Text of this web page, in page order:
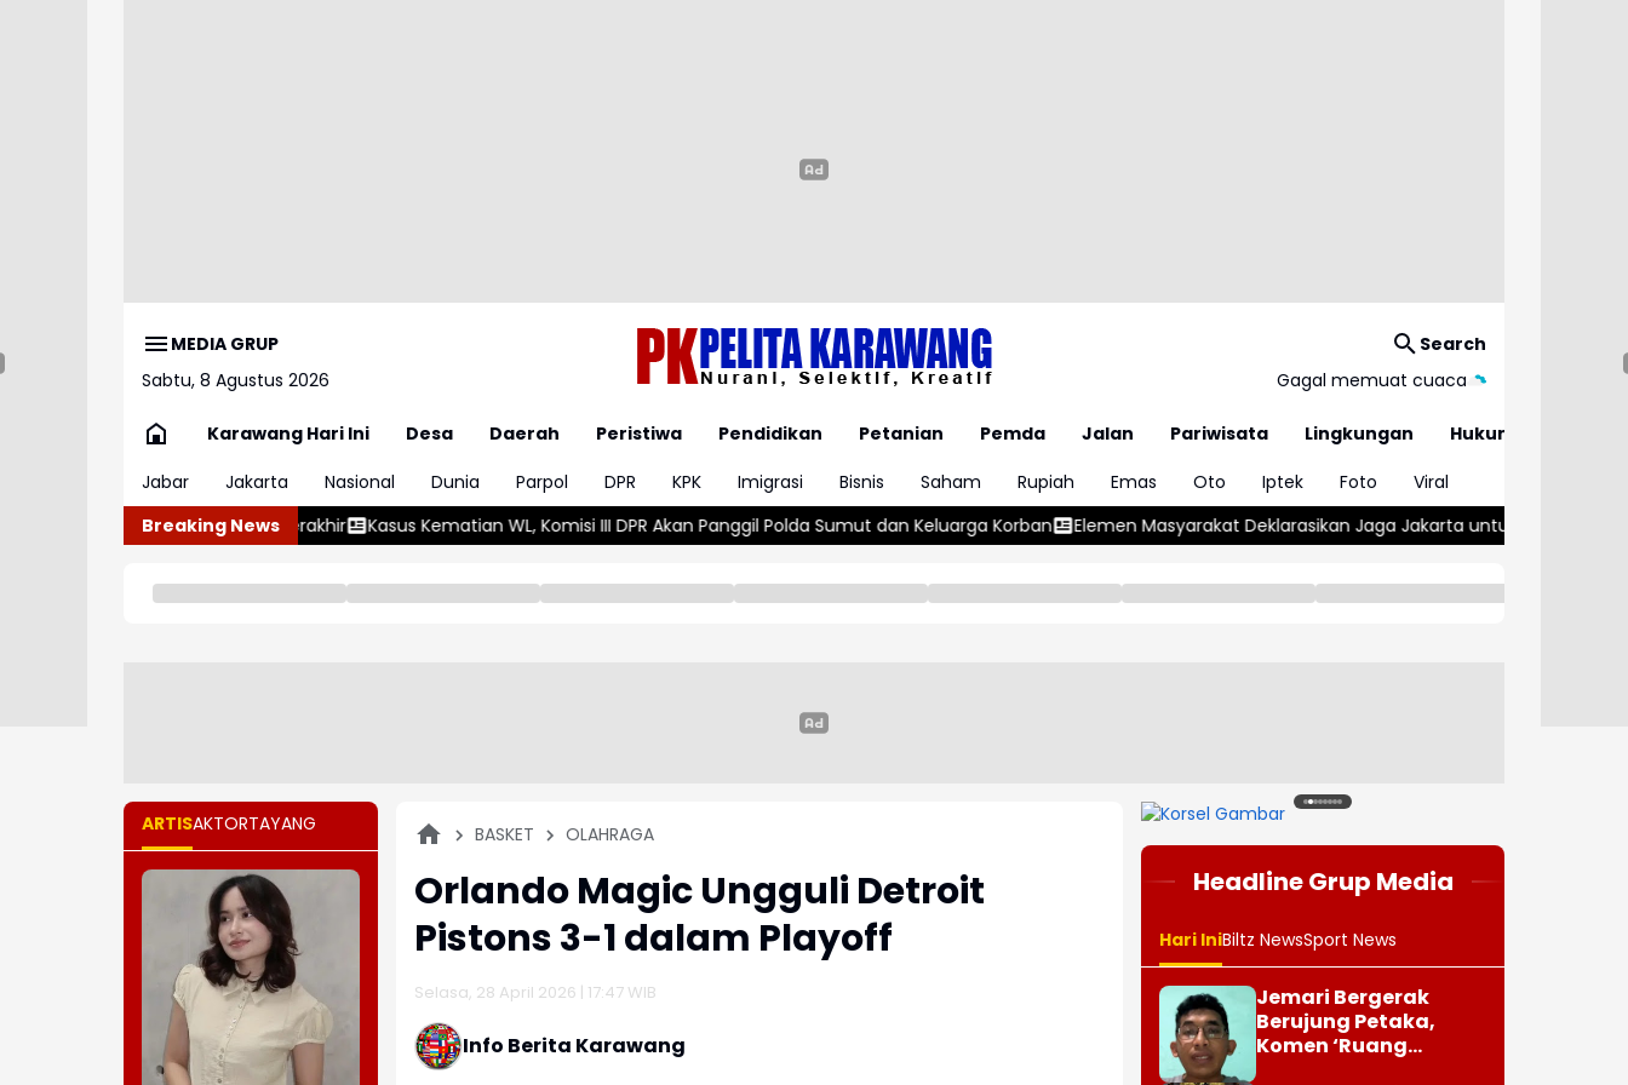
MEDIA GRUP
Sabtu, 8 Agustus 2026
Search
Gagal memuat cuaca
Karawang Hari Ini Desa Daerah Peristiwa Pendidikan Petanian Pemda Jalan Pariwisata Lingkungan
Hukum
Jabar
Jakarta Nasional Dunia Parpol DPR KPK Imigrasi Bisnis Saham Rupiah Emas Oto Iptek Foto
Viral
Breaking News
Ruteng Berakhir Kasus Kematian WL, Komisi III DPR Akan Panggil Polda Sumut dan Keluarga Korban Elemen Masyarakat Deklarasikan Jaga Jakarta untuk Indonesia Wapres Gibran
ARTISAKTORTAYANG BASKET OLAHRAGA
Orlando Magic Ungguli Detroit
Pistons 3-1 dalam Playoff
Selasa, 28 April 2026 | 17:47 WIB
Info Berita Karawang
12345678
Headline Grup Media
Hari IniBiltz NewsSport News
Jemari Bergerak
Berujung Petaka,
Komen ‘Ruang